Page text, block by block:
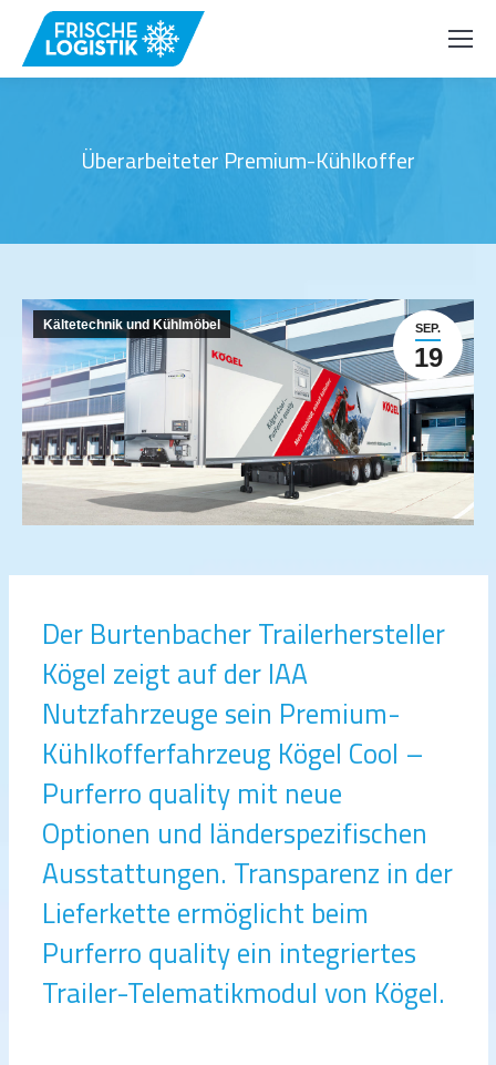
Überarbeiteter Premium-Kühlkoffer
SEP.
19
Kältetechnik und Kühlmöbel
Der Burtenbacher Trailerhersteller
Kögel zeigt auf der IAA
Nutzfahrzeuge sein Premium-
Kühlkofferfahrzeug Kögel Cool –
Purferro quality mit neue
Optionen und länderspezifischen
Ausstattungen. Transparenz in der
Lieferkette ermöglicht beim
Purferro quality ein integriertes
Trailer-Telematikmodul von Kögel.